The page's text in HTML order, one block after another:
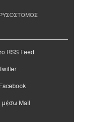
RSS Feed
Mail